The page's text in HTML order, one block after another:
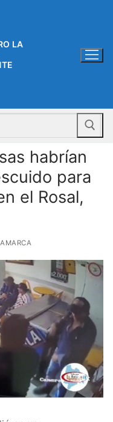
LA
habrían
para
el Rosal,